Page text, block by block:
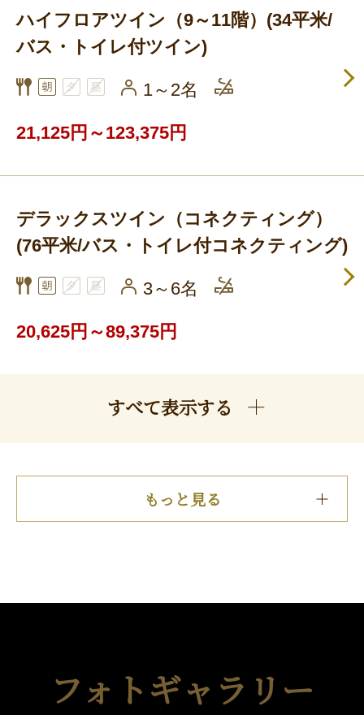
ハイフロアツイン（9～11階）(34平米/
バス・トイレ付ツイン)
1～2名
21,125円～123,375円
デラックスツイン（コネクティング）
(76平米/バス・トイレ付コネクティング)
3～6名
20,625円～89,375円
すべて表示する
もっと見る
フォトギャラリー